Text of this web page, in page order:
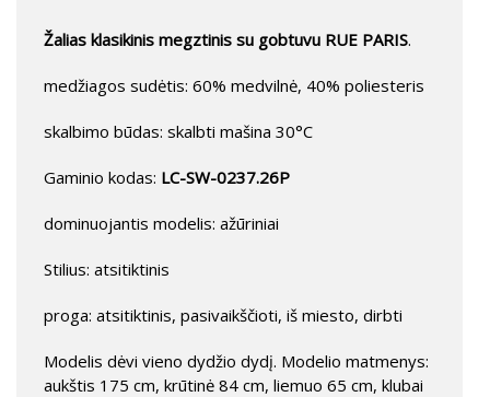
Žalias klasikinis megztinis su gobtuvu RUE PARIS.
medžiagos sudėtis: 60% medvilnė, 40% poliesteris
skalbimo būdas: skalbti mašina 30°C
Gaminio kodas: LC-SW-0237.26P
dominuojantis modelis: ažūriniai
Stilius: atsitiktinis
proga: atsitiktinis, pasivaikščioti, iš miesto, dirbti
Modelis dėvi vieno dydžio dydį. Modelio matmenys:
aukštis 175 cm, krūtinė 84 cm, liemuo 65 cm, klubai